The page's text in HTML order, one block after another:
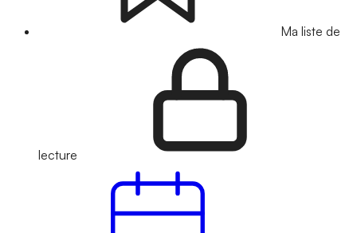
Ma liste de
lecture